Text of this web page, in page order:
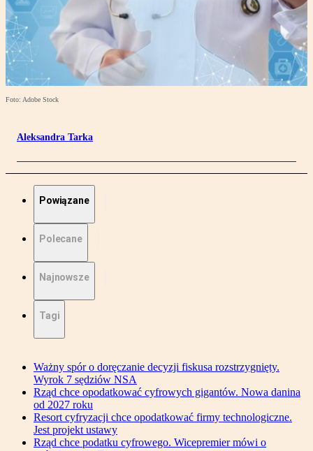
Foto: Adobe Stock
Aleksandra Tarka
Powiązane
Polecane
Najnowsze
Tagi
Ważny spór o doręczanie decyzji fiskusa rozstrzygnięty.
Wyrok 7 sędziów NSA
Rząd chce opodatkować cyfrowych gigantów. Nowa danina
od 2027 roku
Resort cyfryzacji chce opodatkować firmy technologiczne.
Jest projekt ustawy
Rząd chce podatku cyfrowego. Wicepremier mówi o